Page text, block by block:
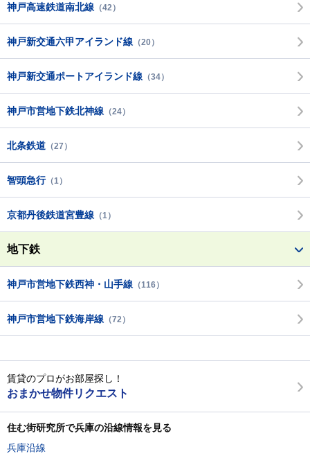
神戸高速鉄道南北線 （42）
神戸新交通六甲アイランド線 （20）
神戸新交通ポートアイランド線 （34）
神戸市営地下鉄北神線 （24）
北条鉄道 （27）
智頭急行（1）
京都丹後鉄道宮豊線 （1）
地下鉄
神戸市営地下鉄西神・山手線 （116）
神戸市営地下鉄海岸線 （72）
賃貸のプロがお部屋探し！
おまかせ物件リクエスト
住む街研究所で兵庫の沿線情報を見る
兵庫沿線